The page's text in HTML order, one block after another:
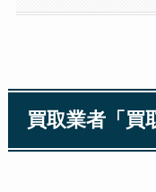
買取業者「買